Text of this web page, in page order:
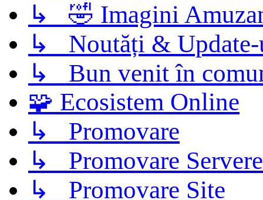
↳ 🤣 Imagini
↳ Noutăți &
↳ Bun venit în
🧩 Ecosistem Online
↳ Promovare
↳ Promovare Servere
↳ Promovare Site